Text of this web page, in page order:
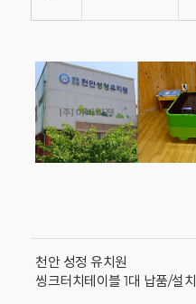
천안 성정 유치원
씽크터치테이블 1대 납품/설치